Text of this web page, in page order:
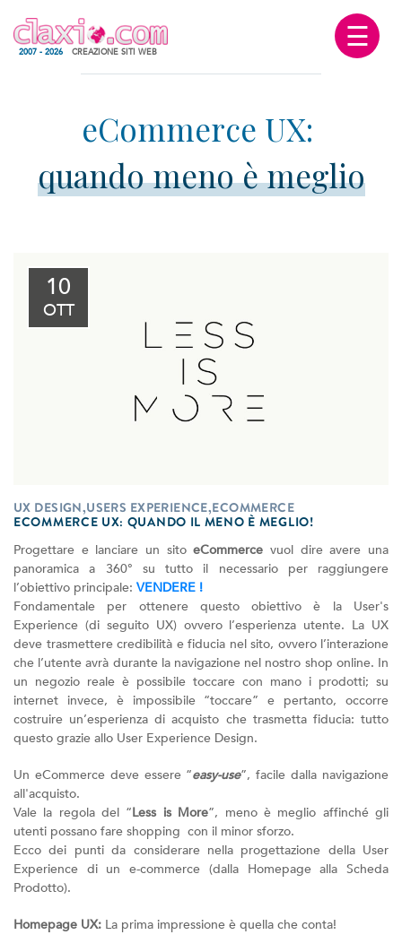
2007 - 2026 CREAZIONE SITI WEB ☰
quando meno è meglio
10
OTT
UX DESIGN,USERS EXPERIENCE,ECOMMERCE
ECOMMERCE UX: QUANDO IL MENO È MEGLIO!
Progettare e lanciare un sitoeCommerce vuol dire avere una
panoramica a 360° su tutto il necessario per raggiungere
l’obiettivo principale: VENDERE !
Fondamentale per ottenere questo obiettivo è la User's
Experience (di seguito UX) ovvero l’esperienza utente. La UX
deve trasmettere credibilità e fiducia nel sito, ovvero l’interazione
che l’utente avrà durante la navigazione nel nostro shop online. In
un negozio reale è possibile toccare con mano i prodotti; su
internet invece, è impossibile “toccare” e pertanto, occorre
costruire un’esperienza di acquisto che trasmetta fiducia: tutto
questo grazie allo User Experience Design.
Un eCommerce deve essere “easy-use”, facile dalla navigazione
all'acquisto.
Vale la regola del “Less is More”, meno è meglio affinché gli
utenti possano fare shopping con il minor sforzo.
Ecco dei punti da considerare nella progettazione della User
Experience di un e-commerce (dalla Homepage alla Scheda
Prodotto).
Homepage UX: La prima impressione è quella che conta!